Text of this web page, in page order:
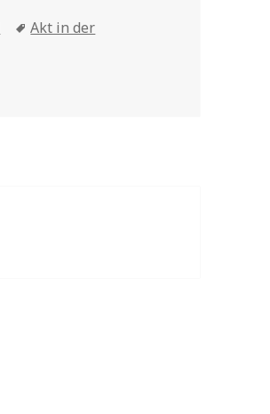
Tags
Akt in der